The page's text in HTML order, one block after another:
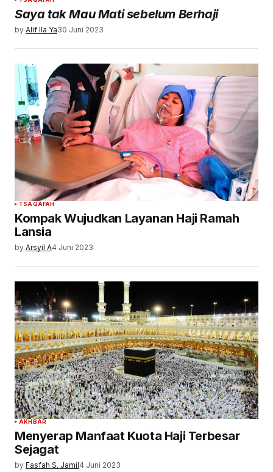
Saya tak Mau Mati sebelum Berhaji
by Alif Ila Ya30 Juni 2023
TSAQAFAH
Kompak Wujudkan Layanan Haji Ramah
Lansia
by Arsyil A4 Juni 2023
AKHBAR
Menyerap Manfaat Kuota Haji Terbesar
Sejagat
by Fasfah S. Jamil4 Juni 2023